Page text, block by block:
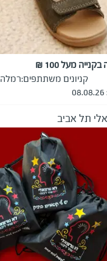
קניונים משתתפים:רמלה
תל אביב